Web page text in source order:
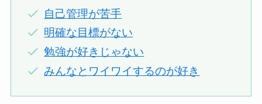
自己管理が苦手
明確な目標がない
勉強が好きじゃない
みんなとワイワイするのが好き